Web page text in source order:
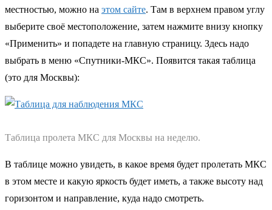
местностью, можно на этом сайте. Там в верхнем правом углу
выберите своё местоположение, затем нажмите внизу кнопку
«Применить» и попадете на главную страницу. Здесь надо
выбрать в меню «Спутники-МКС». Появится такая таблица
(это для Москвы):
Таблица пролета МКС для Москвы на неделю.
В таблице можно увидеть, в какое время будет пролетать МКС
в этом месте и какую яркость будет иметь, а также высоту над
горизонтом и направление, куда надо смотреть.